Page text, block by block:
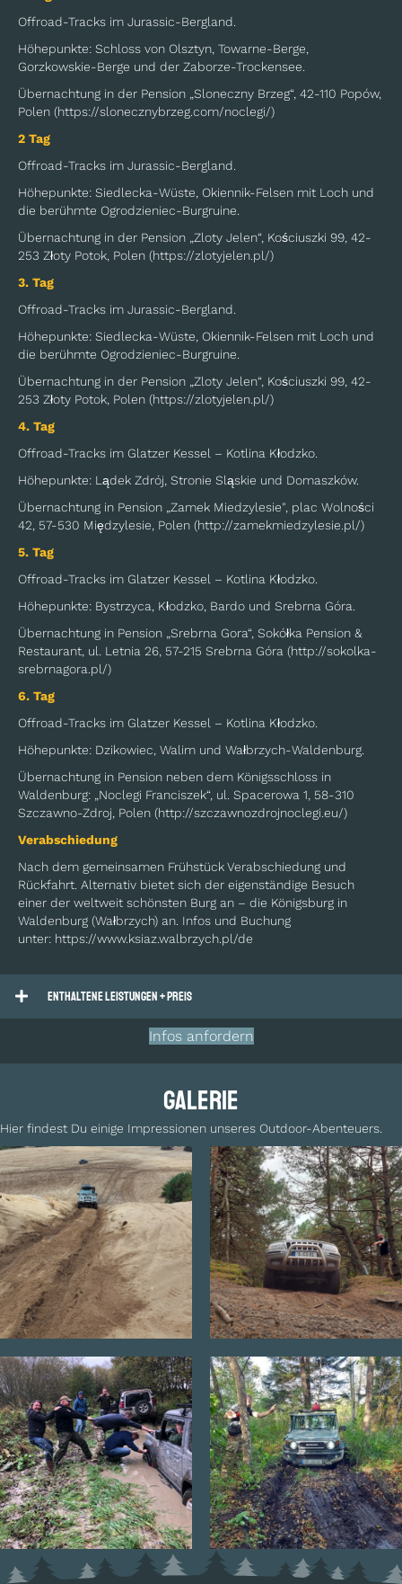
Offroad-Tracks im Jurassic-Bergland.
Höhepunkte: Schloss von Olsztyn, Towarne-Berge,
Gorzkowskie-Berge und der Zaborze-Trockensee.
Übernachtung in der Pension „Sloneczny Brzeg“, 42-110 Popów,
Polen (https://slonecznybrzeg.com/noclegi/)
2 Tag
Offroad-Tracks im Jurassic-Bergland.
Höhepunkte: Siedlecka-Wüste, Okiennik-Felsen mit Loch und
die berühmte Ogrodzieniec-Burgruine.
​Übernachtung in der Pension „Zloty Jelen“, Kościuszki 99, 42-
253 Złoty Potok, Polen (https://zlotyjelen.pl/)
3. Tag
Offroad-Tracks im Jurassic-Bergland.
Höhepunkte: Siedlecka-Wüste, Okiennik-Felsen mit Loch und
die berühmte Ogrodzieniec-Burgruine.
Übernachtung in der Pension „Zloty Jelen“, Kościuszki 99, 42-
253 Złoty Potok, Polen (https://zlotyjelen.pl/)
4. Tag
Offroad-Tracks im Glatzer Kessel – Kotlina Kłodzko.
Höhepunkte: Lądek Zdrój, Stronie Sląskie und Domaszków.
Übernachtung in Pension „Zamek Miedzylesie", plac Wolności
42, 57-530 Międzylesie, Polen (http://zamekmiedzylesie.pl/)
5. Tag
Offroad-Tracks im Glatzer Kessel – Kotlina Kłodzko.
Höhepunkte: Bystrzyca, Kłodzko, Bardo und Srebrna Góra.
Übernachtung in Pension „Srebrna Gora“, Sokółka Pension &
Restaurant, ul. Letnia 26, 57-215 Srebrna Góra (http://sokolka-
srebrnagora.pl/)
6. Tag
Offroad-Tracks im Glatzer Kessel – Kotlina Kłodzko.
Höhepunkte: Dzikowiec, Walim und Wałbrzych-Waldenburg.
Übernachtung in Pension neben dem Königsschloss in
Waldenburg: „Noclegi Franciszek“, ul. Spacerowa 1, 58-310
Szczawno-Zdroj, Polen (http://szczawnozdrojnoclegi.eu/)
Verabschiedung
Nach dem gemeinsamen Frühstück Verabschiedung und
Rückfahrt. Alternativ bietet sich der eigenständige Besuch
einer der weltweit schönsten Burg an – die Königsburg in
Waldenburg (Wałbrzych) an. Infos und Buchung
unter: https://www.ksiaz.walbrzych.pl/de
Enthaltene Leistungen + Preis
Infos anfordern
Galerie
Hier findest Du einige Impressionen unseres Outdoor-Abenteuers.